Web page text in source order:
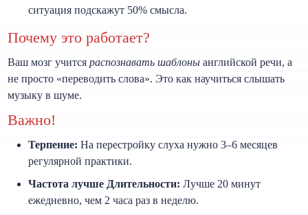
ситуация подскажут 50% смысла.
Почему это работает?
Ваш мозг учитсяраспознавать шаблоны английской речи, а
не просто «переводить слова». Это как научиться слышать
музыку в шуме.
Важно!
Терпение: На перестройку слуха нужно 3–6 месяцев
регулярной практики.
Частота лучше Длительности: Лучше 20 минут
ежедневно, чем 2 часа раз в неделю.